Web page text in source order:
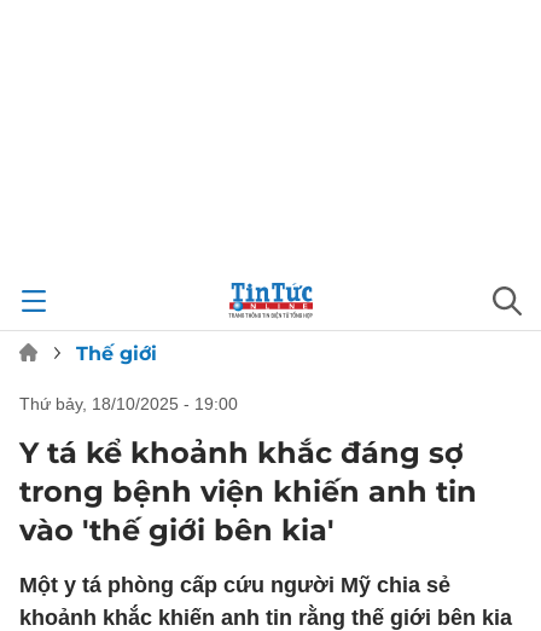
Thế giới
thứ bảy, 18/10/2025 - 19:00
Y tá kể khoảnh khắc đáng sợ
trong bệnh viện khiến anh tin
vào 'thế giới bên kia'
Một y tá phòng cấp cứu người Mỹ chia sẻ
khoảnh khắc khiến anh tin rằng thế giới bên kia